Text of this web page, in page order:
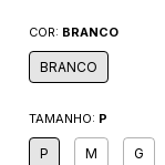
COR: BRANCO
BRANCO
TAMANHO: P
P M G